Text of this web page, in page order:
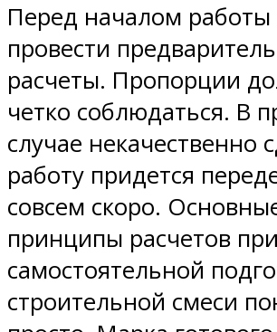
Перед началом работы
провести
расчеты. Пропорции
четко соблюдаться. В
случае некачественно
работу придется
совсем скоро.
принципы расчетов при
самостоятельной
строительной смеси